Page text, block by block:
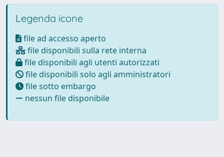
Legenda icone
file ad accesso aperto
file disponibili sulla rete interna
file disponibili agli utenti autorizzati
file disponibili solo agli amministratori
file sotto embargo
nessun file disponibile